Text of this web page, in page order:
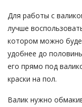
Для работы с
лучше
котором можно
удобнее до
его прямо под
краски на пол.
Валик нужно